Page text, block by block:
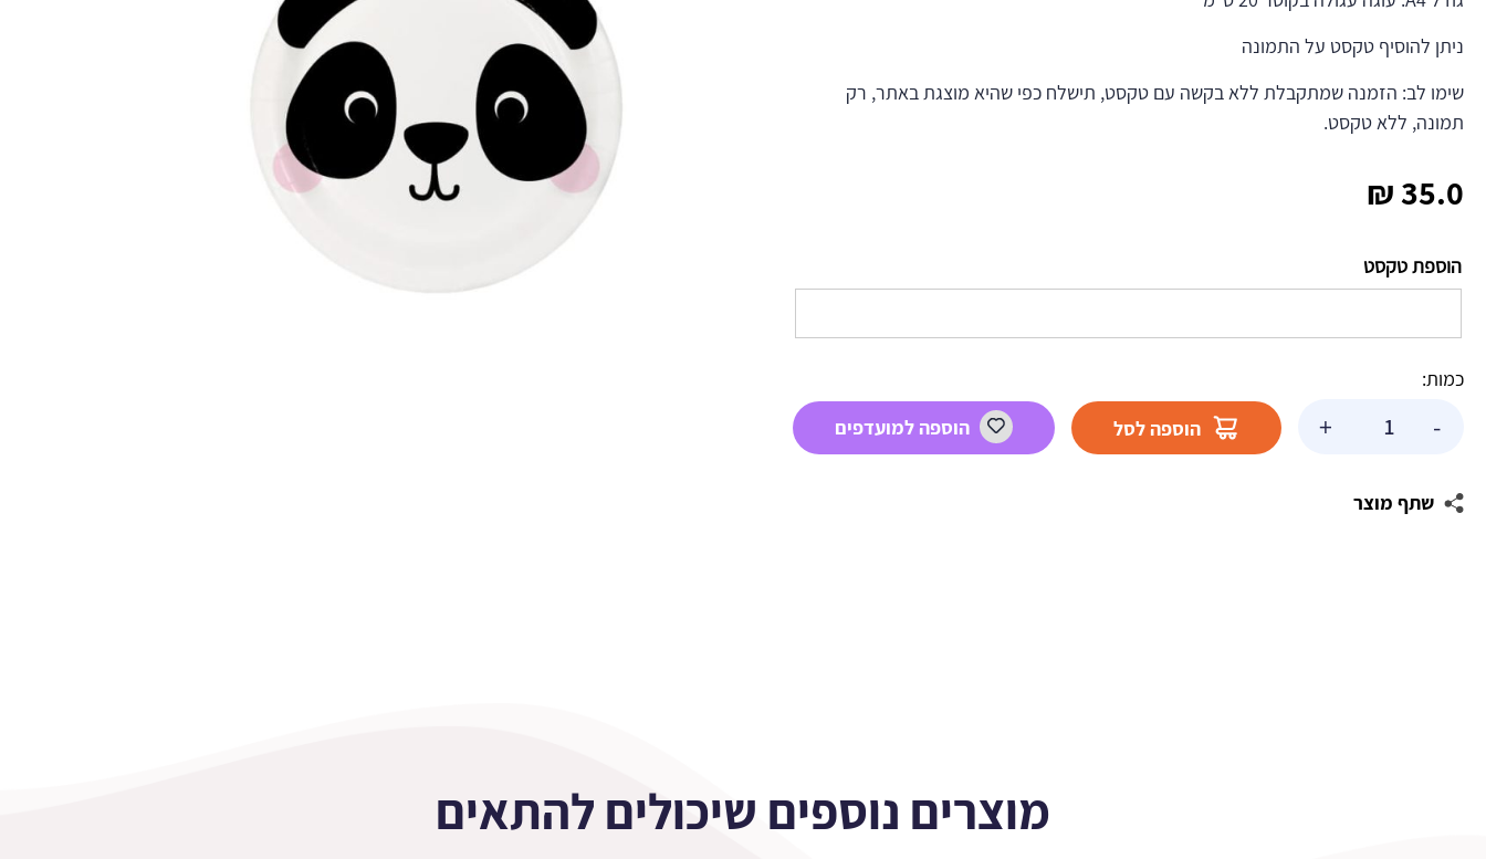
ניתן להוסיף טקסט על התמונה
שימו לב: הזמנה שמתקבלת ללא בקשה עם טקסט, תישלח כפי שהיא מוצגת באתר, רק
תמונה, ללא טקסט.
35.0
₪
הוספת טקסט
כמות:
-
של
עגולה
+ הוספה לסל הוספה למועדפים
שתף מוצר
מוצרים נוספים שיכולים להתאים